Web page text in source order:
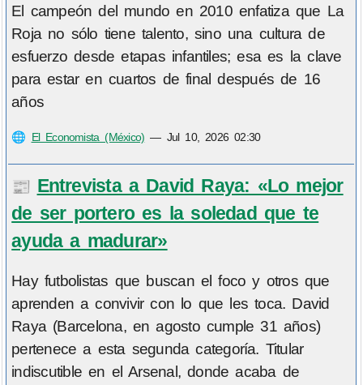
El campeón del mundo en 2010 enfatiza que La
Roja no sólo tiene talento, sino una cultura de
esfuerzo desde etapas infantiles; esa es la clave
para estar en cuartos de final después de 16
años
🌐 El Economista (México) — Jul 10, 2026 02:30
📰 Entrevista a David Raya: «Lo mejor
de ser portero es la soledad que te
ayuda a madurar»
Hay futbolistas que buscan el foco y otros que
aprenden a convivir con lo que les toca. David
Raya (Barcelona, en agosto cumple 31 años)
pertenece a esta segunda categoría. Titular
indiscutible en el Arsenal, donde acaba de